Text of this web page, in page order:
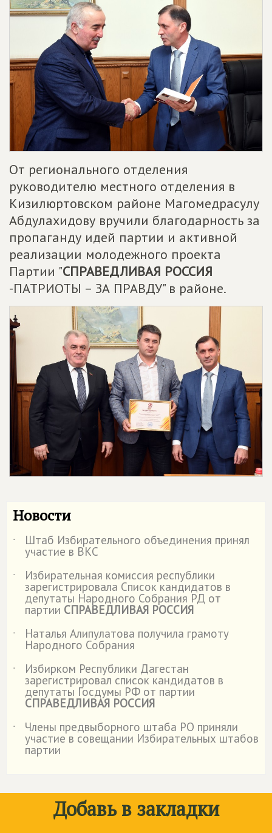
От регионального отделения
руководителю местного отделения в
Кизилюртовском районе Магомедрасулу
Абдулахидову вручили благодарность за
пропаганду идей партии и активной
реализации молодежного проекта
Партии "СПРАВЕДЛИВАЯ РОССИЯ
-ПАТРИОТЫ – ЗА ПРАВДУ" в районе.
Новости
˙ Штаб Избирательного объединения принял
участие в ВКС
˙
Избирательная комиссия республики
зарегистрировала Список кандидатов в
депутаты Народного Собрания РД от
партии СПРАВЕДЛИВАЯ РОССИЯ
˙
Наталья Алипулатова получила грамоту
Народного Собрания
˙
Избирком Республики Дагестан
зарегистрировал список кандидатов в
депутаты Госдумы РФ от партии
СПРАВЕДЛИВАЯ РОССИЯ
˙
Члены предвыборного штаба РО приняли
участие в совещании Избирательных штабов
партии
Добавь в закладки